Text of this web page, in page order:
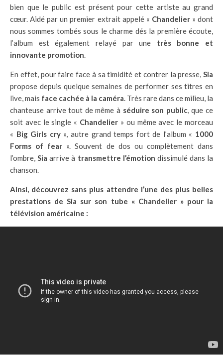
bien que le public est présent pour cette artiste au grand
cœur. Aidé par un premier extrait appelé « Chandelier» dont
nous sommes tombés sous le charme dés la première écoute,
l’album est également relayé par une très bonne et
innovante promotion.
En effet, pour faire face à sa timidité et contrer la presse, Sia
propose depuis quelque semaines de performer ses titres en
live, mais face cachée à la caméra. Très rare dans ce milieu, la
chanteuse arrive tout de même à séduire son public, que ce
soit avec le single « Chandelier » ou même avec le morceau
« Big Girls cry», autre grand temps fort de l’album « 1000
Forms of fear ». Souvent de dos ou complètement dans
l’ombre,Sia arrive à transmettre l’émotion dissimulé dans la
chanson.
Ainsi, découvrez sans plus attendre l’une des plus belles
prestations de Sia sur son tube « Chandelier » pour la
télévision américaine :